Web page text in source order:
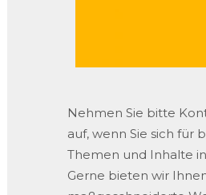
Nehmen Sie bitte
auf, wenn Sie sich für
Themen und Inhalte
Gerne bieten wir